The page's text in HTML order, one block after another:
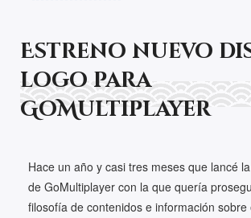
Estreno nuevo
logo para
GoMultiplayer
Hace un año y casi tres meses que lancé
de GoMultiplayer con la que quería
filosofía de contenidos e información